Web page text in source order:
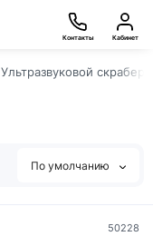
Контакты Кабинет
Ультразвуковой скрабер
По умолчанию
50228